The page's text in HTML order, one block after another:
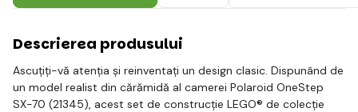
Descrierea produsului
Ascuțiți-vă atenția și reinventați un design clasic. Dispunând de
un model realist din cărămidă al camerei Polaroid OneStep
SX-70 (21345), acest set de construcție LEGO® de colecție